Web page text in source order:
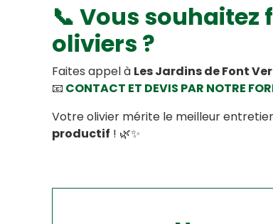
📞 Vous
oliviers ?
Faites appel à Les Jardins de Font
📧 CONTACT ET DEVIS PAR NOTRE
Votre olivier mérite le meilleur
productif ! 🌿✨